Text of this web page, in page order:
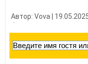
Автор: Vova |